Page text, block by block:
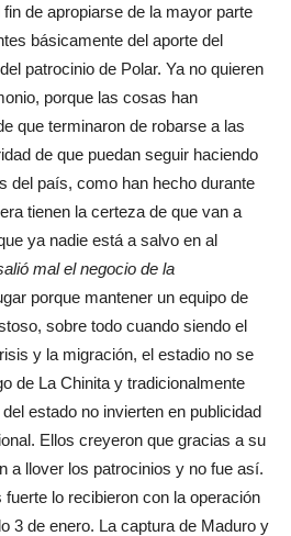
de apropiarse de la mayor parte
básicamente del aporte del
patrocinio de Polar. Ya no quieren
porque las cosas han
que terminaron de robarse a las
de que puedan seguir haciendo
del país, como han hecho durante
tienen la certeza de que van a
ya nadie está a salvo en al
mal el negocio de la
porque mantener un equipo de
sobre todo cuando siendo el
y la migración, el estadio no se
de La Chinita y tradicionalmente
estado no invierten en publicidad
Ellos creyeron que gracias a su
a llover los patrocinios y no fue así.
lo recibieron con la operación
3 de enero. La captura de Maduro y